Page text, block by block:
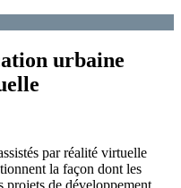
urbaine
par réalité virtuelle
la façon dont les
projets de développement